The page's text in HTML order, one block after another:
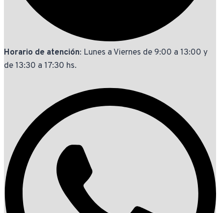
Horario de atención: Lunes a Viernes de 9:00 a 13:00 y
de 13:30 a 17:30 hs.